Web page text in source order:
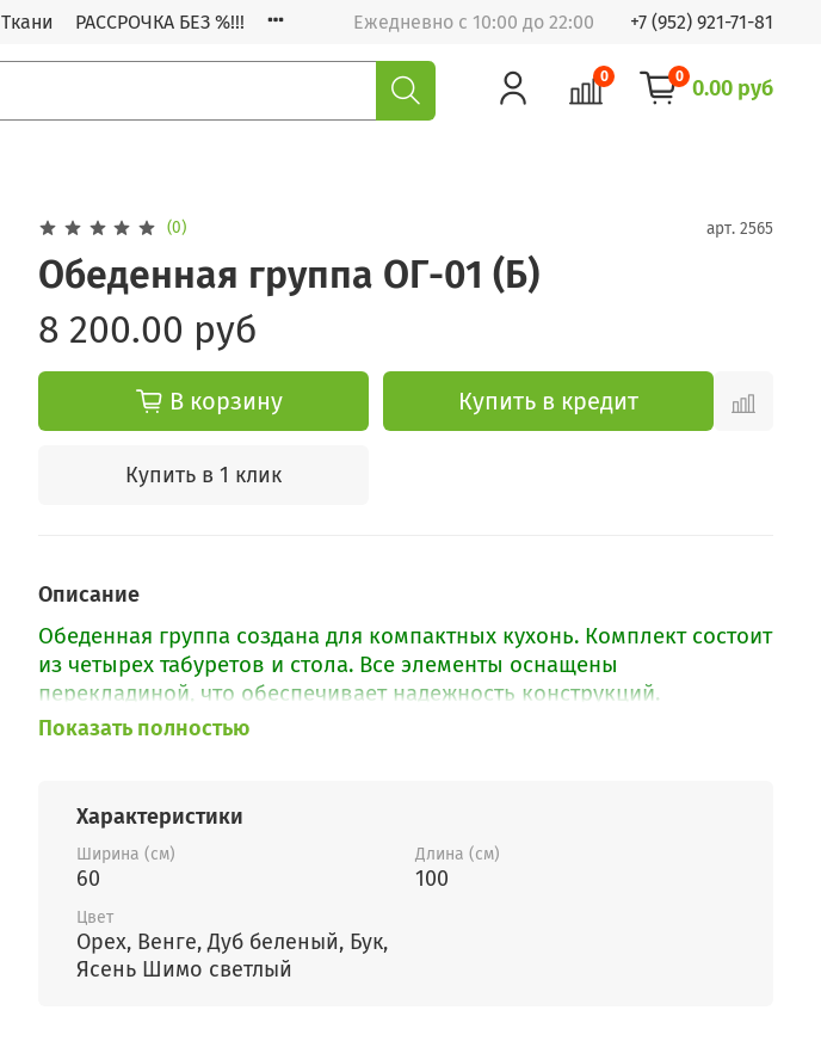
Ткани РАССРОЧКА БЕЗ %!!! Ежедневно с 10:00 до 22:00 +7 (952) 921-71-81
0 0 0.00 руб
(0) арт. 2565
Обеденная группа ОГ-01 (Б)
8 200.00 руб
В корзину Купить в кредит
Купить в 1 клик
Описание
Обеденная группа создана для компактных кухонь. Комплект состоит
из четырех табуретов и стола. Все элементы оснащены
перекладиной, что обеспечивает надежность конструкций.
Показать полностью
Характеристики
Ширина (см)
60
Длина (см)
100
Цвет
Орех, Венге, Дуб беленый, Бук,
Ясень Шимо светлый